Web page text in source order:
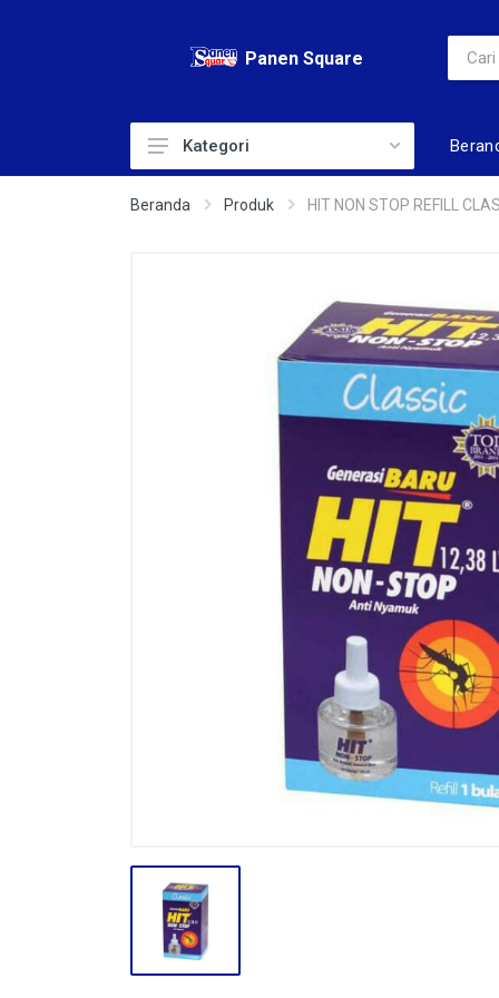
Panen Square
ADULT DIAPERS
CONFECTIONARY COKLAT
FROZEN FOOD & ICE CREAM
INSEKTISIDA
INSTANT
Kategori
Beranda Produk HIT NON STOP REFILL